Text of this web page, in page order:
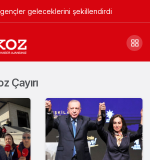
geleceklerini şekillendirdi
Çayırı